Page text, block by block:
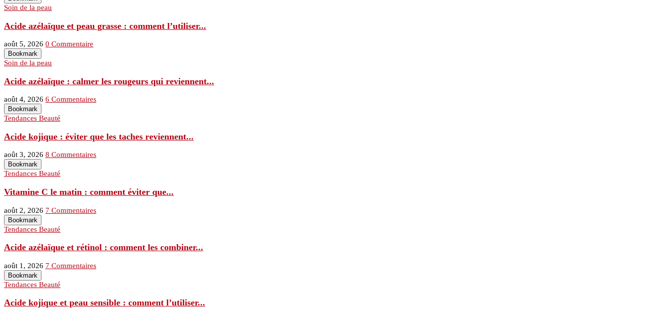
Soin de la peau
Acide azélaïque et peau grasse : comment l’utiliser...
août 5, 2026 0 Commentaire
Bookmark
Soin de la peau
Acide azélaïque : calmer les rougeurs qui reviennent...
août 4, 2026 6 Commentaires
Bookmark
Tendances Beauté
Acide kojique : éviter que les taches reviennent...
août 3, 2026 8 Commentaires
Bookmark
Tendances Beauté
Vitamine C le matin : comment éviter que...
août 2, 2026 7 Commentaires
Bookmark
Tendances Beauté
Acide azélaïque et rétinol : comment les combiner...
août 1, 2026 7 Commentaires
Bookmark
Tendances Beauté
Acide kojique et peau sensible : comment l’utiliser...